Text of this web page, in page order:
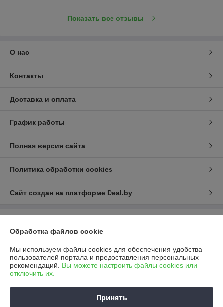
Показать все отзывы
О нас
Контакты
Доставка и оплата
График работы
Полная версия сайта
Политика обработки cookies
Сайт создан на платформе Deal.by
222731, Минская обл., Дзержинский район, д. Станьково, в/г №98
«Станьково», здание с инв.№ 620/С-221
Регистрационный номер ЕГР: 690456154
УНП: 690456154
Регистрационный орган: Минский областной исполнительный комитет
Обработка файлов cookie
Мы используем файлы cookies для обеспечения удобства
пользователей портала и предоставления персональных
рекомендаций. Вы можете настроить файлы cookies или
отключить их.
Принять